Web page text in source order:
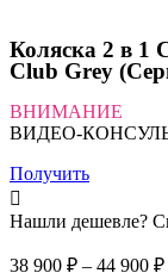
Коляска 2 в 1
Club Grey
ВНИМАНИЕ
ВИДЕО-
Получить
Нашли дешевле?
38 900 ₽ – 44 900 ₽